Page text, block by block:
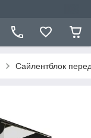
Сайлентблок